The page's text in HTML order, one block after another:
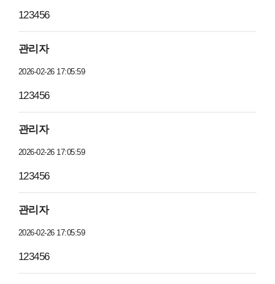
123456
관리자
2026-02-26 17:05:59
123456
관리자
2026-02-26 17:05:59
123456
관리자
2026-02-26 17:05:59
123456